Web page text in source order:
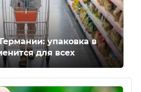
упаковка в
для всех